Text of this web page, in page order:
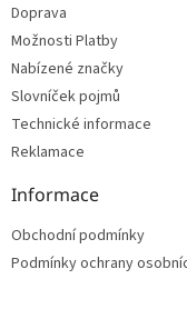
Doprava
Možnosti Platby
Nabízené značky
Slovníček pojmů
Technické informace
Reklamace
Informace
Obchodní podmínky
Podmínky ochrany